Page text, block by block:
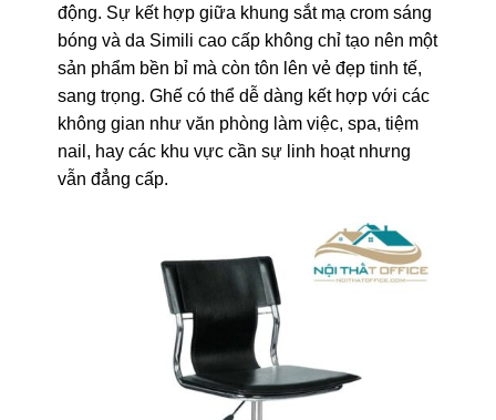
động. Sự kết hợp giữa khung sắt mạ crom sáng
bóng và da Simili cao cấp không chỉ tạo nên một
sản phẩm bền bỉ mà còn tôn lên vẻ đẹp tinh tế,
sang trọng. Ghế có thể dễ dàng kết hợp với các
không gian như văn phòng làm việc, spa, tiệm
nail, hay các khu vực cần sự linh hoạt nhưng
vẫn đẳng cấp.